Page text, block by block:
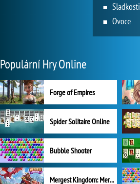
Sladkosti
Ovoce
Populární Hry Online
Forge of Empires
Spider Solitaire Online
Bubble Shooter
Mergest Kingdom: Merge Puzzle